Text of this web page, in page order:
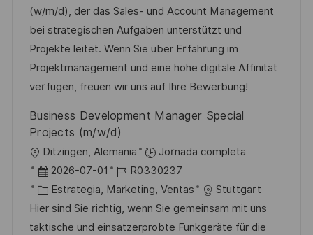
a
c
i
ó
n
h
a
d
e
p
b
c
a
e
e
m
p
l
o
t
e
g
o
r
a
(w/m/d), der das Sales- und Account Management
bei strategischen Aufgaben unterstützt und
Projekte leitet. Wenn Sie über Erfahrung im
Projektmanagement und eine hohe digitale Affinität
verfügen, freuen wir uns auf Ihre Bewerbung!
Business Development Manager Special
Projects (m/w/d)
U
b
c
a
Ditzingen, Alemania
Jornada completa
F
e
c
h
2026-07-01
I
D
d
e
R0330237
C
a
t
Estrategia, Marketing, Ventas
Stuttgart
Hier sind Sie richtig, wenn Sie gemeinsam mit uns
taktische und einsatzerprobte Funkgeräte für die